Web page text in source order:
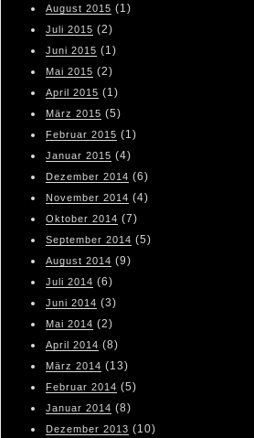
August 2015 (1)
Juli 2015 (2)
Juni 2015 (1)
Mai 2015 (2)
April 2015 (1)
März 2015 (5)
Februar 2015 (1)
Januar 2015 (4)
Dezember 2014 (6)
November 2014 (4)
Oktober 2014 (7)
September 2014 (5)
August 2014 (9)
Juli 2014 (6)
Juni 2014 (3)
Mai 2014 (2)
April 2014 (8)
März 2014 (13)
Februar 2014 (5)
Januar 2014 (8)
Dezember 2013 (10)